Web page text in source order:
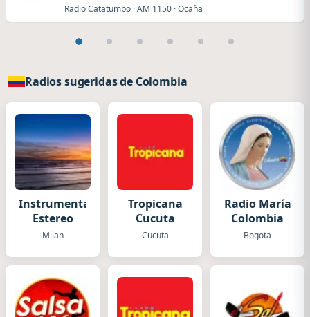
Radio Catatumbo · AM 1150 · Ocaña
Radios sugeridas de Colombia
Instrumental
Estereo
Milan
Tropicana
Cucuta
Cucuta
Radio María
Colombia
Bogota